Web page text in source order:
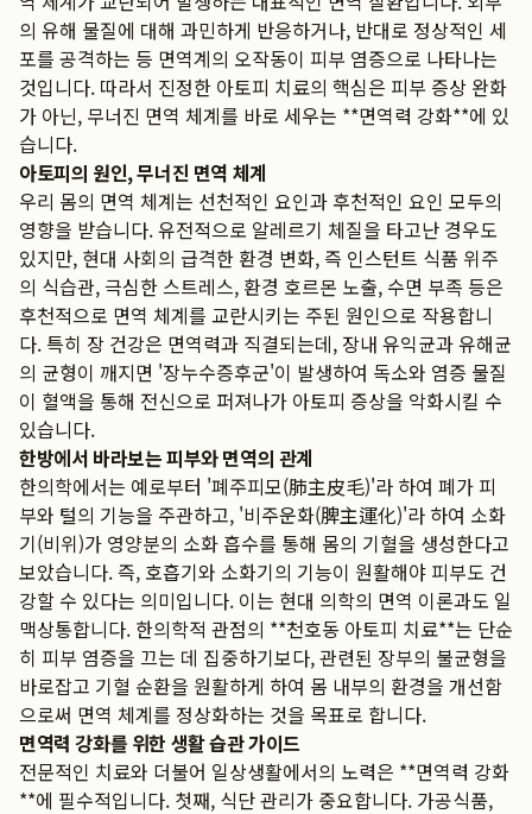
의 유해 물질에 대해 과민하게 반응하거나, 반대로 정상적인 세
포를 공격하는 등 면역계의 오작동이 피부 염증으로 나타나는
것입니다. 따라서 진정한 아토피 치료의 핵심은 피부 증상 완화
가 아닌, 무너진 면역 체계를 바로 세우는 **면역력 강화**에 있
습니다.
아토피의 원인, 무너진 면역 체계
우리 몸의 면역 체계는 선천적인 요인과 후천적인 요인 모두의
영향을 받습니다. 유전적으로 알레르기 체질을 타고난 경우도
있지만, 현대 사회의 급격한 환경 변화, 즉 인스턴트 식품 위주
의 식습관, 극심한 스트레스, 환경 호르몬 노출, 수면 부족 등은
후천적으로 면역 체계를 교란시키는 주된 원인으로 작용합니
다. 특히 장 건강은 면역력과 직결되는데, 장내 유익균과 유해균
의 균형이 깨지면 '장누수증후군'이 발생하여 독소와 염증 물질
이 혈액을 통해 전신으로 퍼져나가 아토피 증상을 악화시킬 수
있습니다.
한방에서 바라보는 피부와 면역의 관계
한의학에서는 예로부터 '폐주피모(肺主皮毛)'라 하여 폐가 피
부와 털의 기능을 주관하고, '비주운화(脾主運化)'라 하여 소화
기(비위)가 영양분의 소화 흡수를 통해 몸의 기혈을 생성한다고
보았습니다. 즉, 호흡기와 소화기의 기능이 원활해야 피부도 건
강할 수 있다는 의미입니다. 이는 현대 의학의 면역 이론과도 일
맥상통합니다. 한의학적 관점의 **천호동 아토피 치료**는 단순
히 피부 염증을 끄는 데 집중하기보다, 관련된 장부의 불균형을
바로잡고 기혈 순환을 원활하게 하여 몸 내부의 환경을 개선함
으로써 면역 체계를 정상화하는 것을 목표로 합니다.
면역력 강화를 위한 생활 습관 가이드
전문적인 치료와 더불어 일상생활에서의 노력은 **면역력 강화
**에 필수적입니다. 첫째, 식단 관리가 중요합니다. 가공식품,